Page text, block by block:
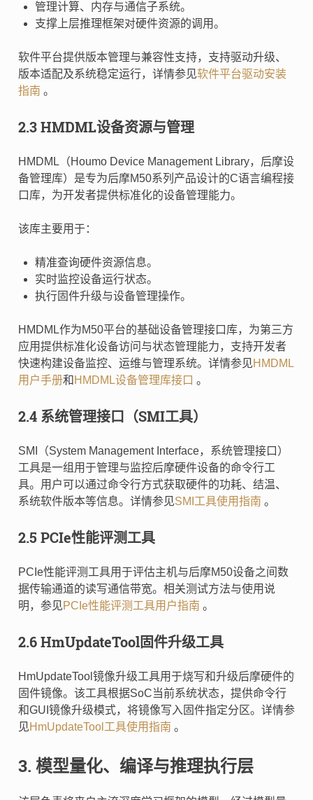
管理计算、内存与通信子系统。
支撑上层推理框架对硬件资源的调用。
软件平台提供版本管理与兼容性支持，支持驱动升级、
版本适配及系统稳定运行，详情参见软件平台驱动安装
指南 。
2.3 HMDML设备资源与管理
HMDML（Houmo Device Management Library，后摩设
备管理库）是专为后摩M50系列产品设计的C语言编程接
口库，为开发者提供标准化的设备管理能力。
该库主要用于：
精准查询硬件资源信息。
实时监控设备运行状态。
执行固件升级与设备管理操作。
HMDML作为M50平台的基础设备管理接口库，为第三方
应用提供标准化设备访问与状态管理能力，支持开发者
快速构建设备监控、运维与管理系统。详情参见HMDML
用户手册和 HMDML设备管理库接口 。
2.4 系统管理接口（SMI工具）
SMI（System Management Interface，系统管理接口）
工具是一组用于管理与监控后摩硬件设备的命令行工
具。用户可以通过命令行方式获取硬件的功耗、结温、
系统软件版本等信息。详情参见SMI工具使用指南 。
2.5 PCIe性能评测工具
PCIe性能评测工具用于评估主机与后摩M50设备之间数
据传输通道的读写通信带宽。相关测试方法与使用说
明，参见PCIe性能评测工具用户指南 。
2.6 HmUpdateTool固件升级工具
HmUpdateTool镜像升级工具用于烧写和升级后摩硬件的
固件镜像。该工具根据SoC当前系统状态，提供命令行
和GUI镜像升级模式，将镜像写入固件指定分区。详情参
见HmUpdateTool工具使用指南 。
3. 模型量化、编译与推理执行层